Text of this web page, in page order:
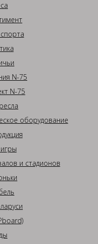
N-75
N-75
оборудование
и стадионов